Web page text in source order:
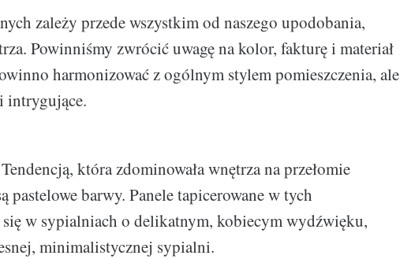
zależy przede wszystkim od naszego upodobania,
Powinniśmy zwrócić uwagę na kolor, fakturę i materiał
harmonizować z ogólnym stylem pomieszczenia, ale
intrygujące.
która zdominowała wnętrza na przełomie
pastelowe barwy. Panele tapicerowane w tych
się w sypialniach o delikatnym, kobiecym wydźwięku,
minimalistycznej sypialni.